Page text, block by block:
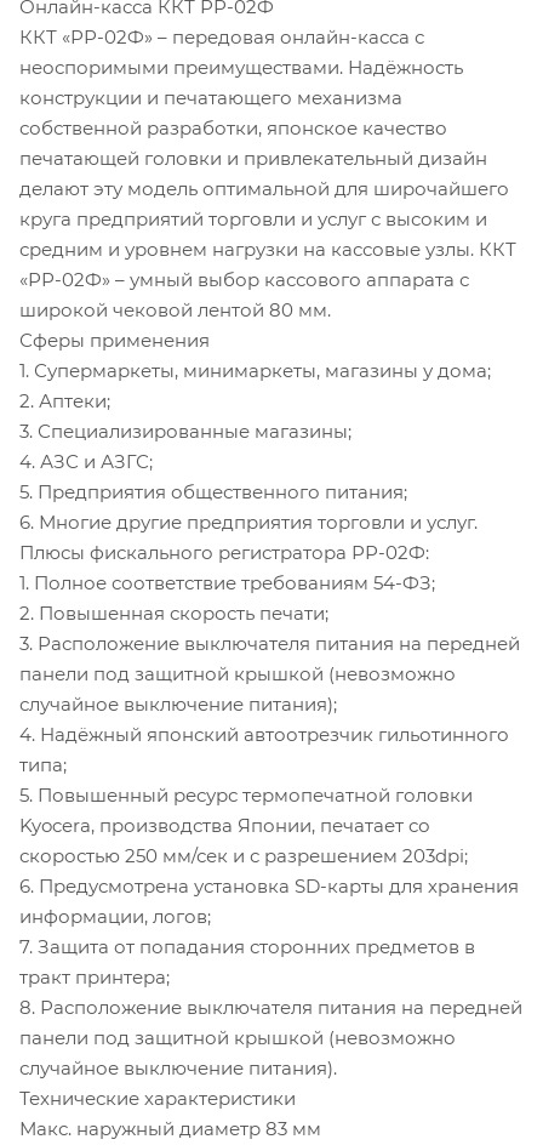
Онлайн-касса ККТ РР-02Ф
ККТ «РР-02Ф» – передовая онлайн-касса с
неоспоримыми преимуществами. Надёжность
конструкции и печатающего механизма
собственной разработки, японское качество
печатающей головки и привлекательный дизайн
делают эту модель оптимальной для широчайшего
круга предприятий торговли и услуг с высоким и
средним и уровнем нагрузки на кассовые узлы. ККТ
«РР-02Ф» – умный выбор кассового аппарата с
широкой чековой лентой 80 мм.
Сферы применения
1. Супермаркеты, минимаркеты, магазины у дома;
2. Аптеки;
3. Специализированные магазины;
4. АЗС и АЗГС;
5. Предприятия общественного питания;
6. Многие другие предприятия торговли и услуг.
Плюсы фискального регистратора РР-02Ф:
1. Полное соответствие требованиям 54-ФЗ;
2. Повышенная скорость печати;
3. Расположение выключателя питания на передней
панели под защитной крышкой (невозможно
случайное выключение питания);
4. Надёжный японский автоотрезчик гильотинного
типа;
5. Повышенный ресурс термопечатной головки
Kyocera, производства Японии, печатает со
скоростью 250 мм/сек и с разрешением 203dpi;
6. Предусмотрена установка SD-карты для хранения
информации, логов;
7. Защита от попадания сторонних предметов в
тракт принтера;
8. Расположение выключателя питания на передней
панели под защитной крышкой (невозможно
случайное выключение питания).
Технические характеристики
Макс. наружный диаметр 83 мм